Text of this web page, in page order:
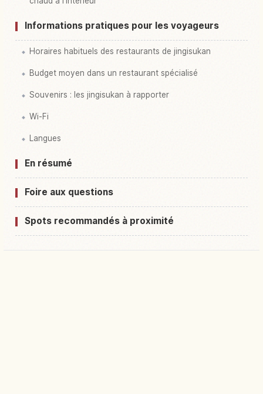
Informations pratiques pour les voyageurs
Horaires habituels des restaurants de jingisukan
Budget moyen dans un restaurant spécialisé
Souvenirs : les jingisukan à rapporter
Wi-Fi
Langues
En résumé
Foire aux questions
Spots recommandés à proximité